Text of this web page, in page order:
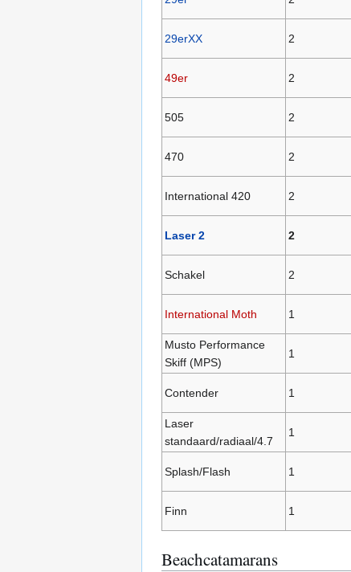
29erXX 2
49er 2
505 2
470 2
International 420 2
Laser 2 2
Schakel 2
International Moth 1
Musto Performance
Skiff (MPS)
1
Contender 1
Laser
standaard/radiaal/4.7
1
Splash/Flash 1
Finn 1
Beachcatamarans